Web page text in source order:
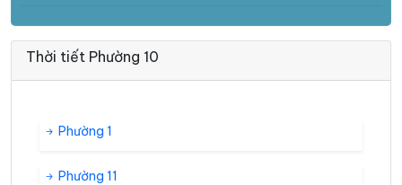
Thời tiết Phường 10
Phường 1
Phường 11